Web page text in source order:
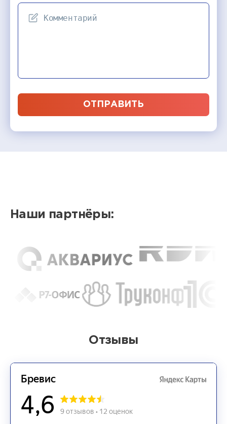
ОТПРАВИТЬ
Наши партнёры:
Отзывы